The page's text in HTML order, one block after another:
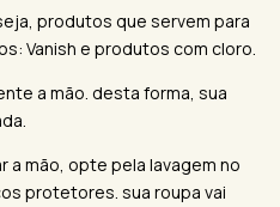
produtos que servem para
Vanish e produtos com cloro.
a mão. desta forma, sua
a mão, opte pela lavagem no
protetores. sua roupa vai